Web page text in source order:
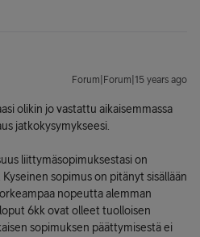
Forum|Forum|15 years ago
olikin jo vastattu aikaisemmassa
jatkokysymykseesi.
liittymäsopimuksestasi on
sopimus on pitänyt sisällään
nopeutta alemman
6kk ovat olleet tuolloisen
sopimuksen päättymisestä ei